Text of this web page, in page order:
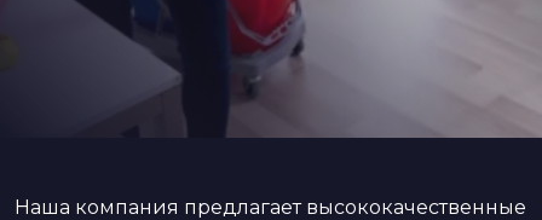
Наша компания предлагает высококачественные